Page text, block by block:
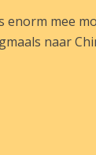
enorm mee
naar